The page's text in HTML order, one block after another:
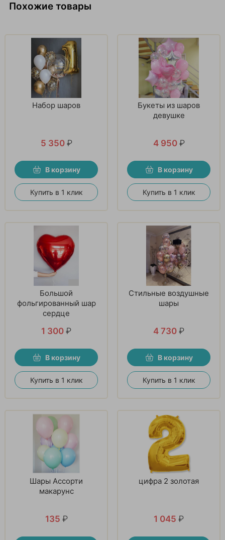
Похожие товары
Набор шаров
5 350 ₽
В корзину
Купить в 1 клик
Букеты из шаров
девушке
4 950 ₽
В корзину
Купить в 1 клик
Большой
фольгированный шар
сердце
1 300 ₽
В корзину
Купить в 1 клик
Стильные воздушные
шары
4 730 ₽
В корзину
Купить в 1 клик
Шары Ассорти
макарунс
135 ₽
цифра 2 золотая
1 045 ₽